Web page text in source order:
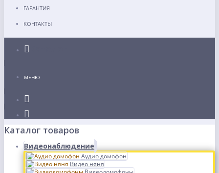
ГАРАНТИЯ
КОНТАКТЫ
МЕНЮ
Каталог товаров
Видеонаблюдение
Аудио домофон
Видео няня